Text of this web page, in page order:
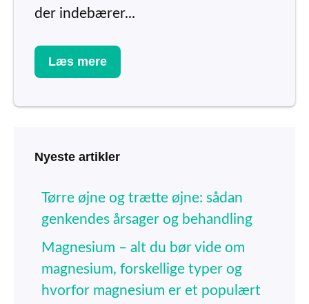
der indebærer...
Læs mere
Nyeste artikler
Tørre øjne og trætte øjne: sådan
genkendes årsager og behandling
Magnesium – alt du bør vide om
magnesium, forskellige typer og
hvorfor magnesium er et populært